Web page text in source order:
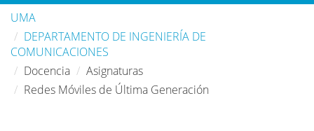
UMA
DEPARTAMENTO DE INGENIERÍA DE
COMUNICACIONES
Docencia
Asignaturas
Redes Móviles de Última Generación